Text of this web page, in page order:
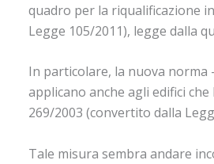
quadro per la riqualificazione
Legge 105/2011), legge dalla
In particolare, la nuova norma
applicano anche agli edifici
269/2003 (convertito dalla
Tale misura sembra andare